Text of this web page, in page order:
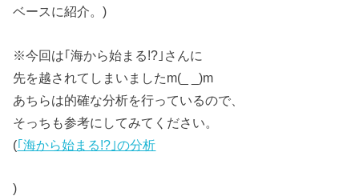
ベースに紹介。)
※今回は｢海から始まる!?｣さんに
先を越されてしまいましたm(_ _)m
あちらは的確な分析を行っているので、
そっちも参考にしてみてください。
(｢海から始まる!?｣の分析
)